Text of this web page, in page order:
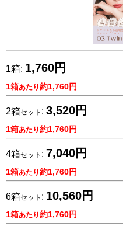
1箱: 1,760円
1箱あたり約1,760円
2箱セット : 3,520円
1箱あたり約1,760円
4箱セット : 7,040円
1箱あたり約1,760円
6箱セット : 10,560円
1箱あたり約1,760円